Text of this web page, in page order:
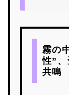
霧の
性”、
共鳴